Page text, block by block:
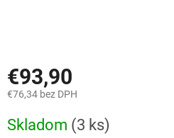
€93,90
€76,34 bez DPH
cena:
Skladom (3 ks)